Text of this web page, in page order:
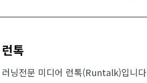
런톡
러닝전문 미디어 런톡(Runtalk)입니다